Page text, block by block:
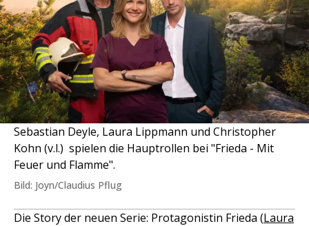
Sebastian Deyle, Laura Lippmann und Christopher
Kohn (v.l.) spielen die Hauptrollen bei "Frieda - Mit
Feuer und Flamme".
Bild: Joyn/Claudius Pflug
Die Story der neuen Serie: Protagonistin Frieda (Laura